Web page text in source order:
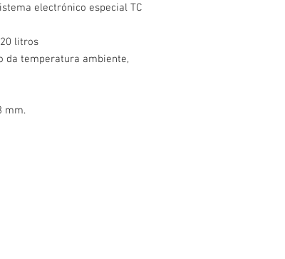
electrónico especial TC
litros
da temperatura ambiente,
mm.